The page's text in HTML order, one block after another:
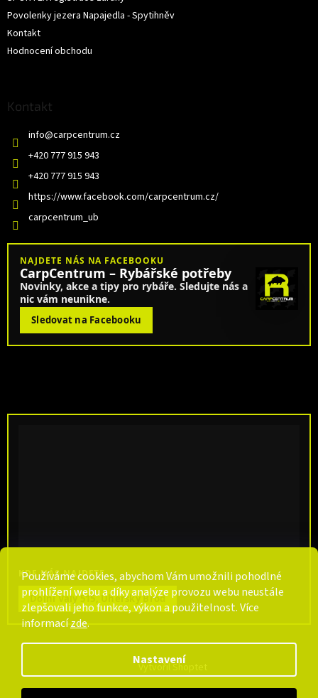
Používáme cookies, abychom Vám umožnili pohodlné
prohlížení webu a díky analýze provozu webu neustále
zlepšovali jeho funkce, výkon a použitelnost. Více
informacízde.
Nastavení
Povolenky jezera Napajedla - Spytihněv
Kontakt
Hodnocení obchodu
Kontakt
info@carpcentrum.cz
+420 777 915 943
+420 777 915 943
https://www.facebook.com/carpcentrum.cz/
carpcentrum_ub
NAJDETE NÁS NA FACEBOOKU
CarpCentrum – Rybářské potřeby
Novinky, akce a tipy pro rybáře. Sledujte nás a
nic vám neunikne.
Sledovat na Facebooku
KDE NÁS NAJDETE
Dolní Valy 515, Uherský Brod
Vytvořil Shoptet